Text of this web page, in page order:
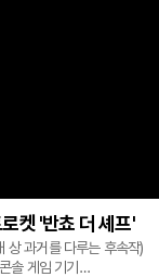
켓 '반쵸 더 셰프'
상 과거를 다루는 후속작)
솔 게임 기기